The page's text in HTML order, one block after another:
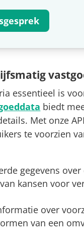
essentieel is
biedt
Met onze
te voorzien
gegevens
kansen voor
over
van een